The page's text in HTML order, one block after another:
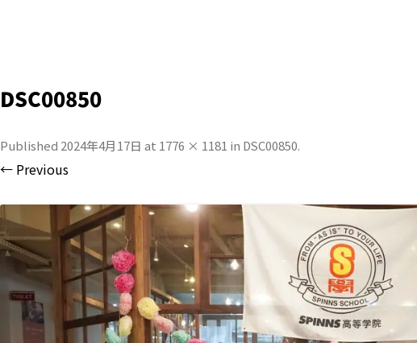
DSC00850
Published 2024年4月17日 at 1776 × 1181 in DSC00850.
← Previous